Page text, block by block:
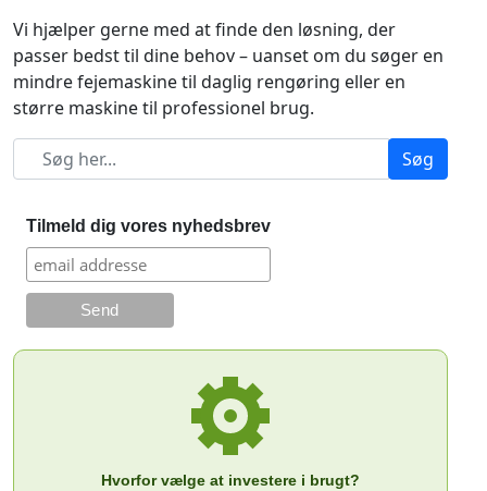
Vi hjælper gerne med at finde den løsning, der
passer bedst til dine behov – uanset om du søger en
mindre fejemaskine til daglig rengøring eller en
større maskine til professionel brug.
Søg
Tilmeld dig vores nyhedsbrev
Hvorfor vælge at investere i brugt?